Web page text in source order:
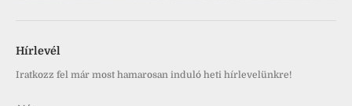
Hírlevél
Iratkozz fel már most hamarosan induló heti hírlevelünkre!